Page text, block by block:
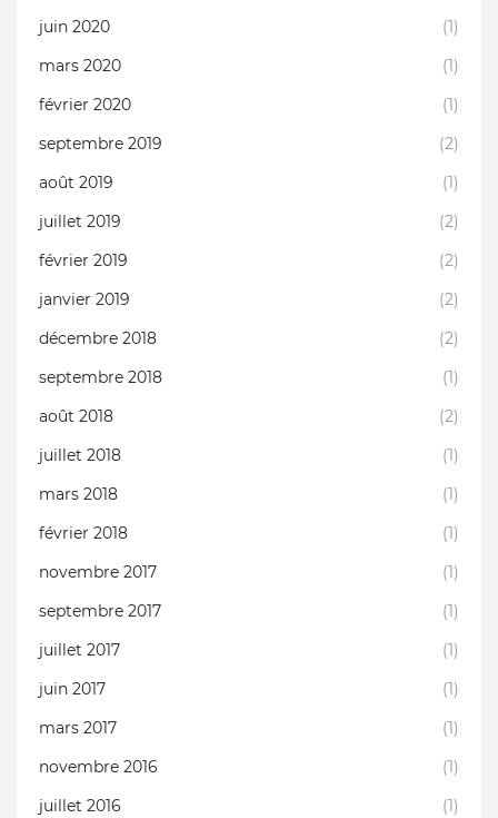
juin 2020
(1)
mars 2020
(1)
février 2020
(1)
septembre 2019
(2)
août 2019
(1)
juillet 2019
(2)
février 2019
(2)
janvier 2019
(2)
décembre 2018
(2)
septembre 2018
(1)
août 2018
(2)
juillet 2018
(1)
mars 2018
(1)
février 2018
(1)
novembre 2017
(1)
septembre 2017
(1)
juillet 2017
(1)
juin 2017
(1)
mars 2017
(1)
novembre 2016
(1)
juillet 2016
(1)